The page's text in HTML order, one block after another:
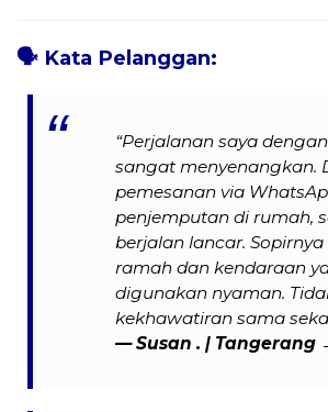
🗣️ Kata Pelanggan:
“Perjalanan saya
sangat menyenangkan.
pemesanan via
penjemputan di rumah,
berjalan lancar.
ramah dan kendaraan
digunakan nyaman.
kekhawatiran sama
— Susan . | Tangerang